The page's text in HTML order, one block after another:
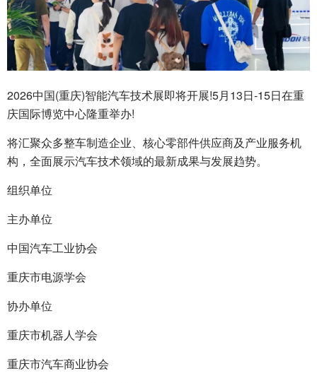
2026中国(重庆)智能汽车技术展即将开展!5月13日-15日在重
庆国际博览中心隆重举办!
将汇聚众多整车制造企业、核心零部件供应商及产业服务机
构，全面展示汽车技术领域的最新成果与发展趋势。
组织单位
主办单位
中国汽车工业协会
重庆市电源学会
协办单位
重庆市机器人学会
重庆市汽车商业协会